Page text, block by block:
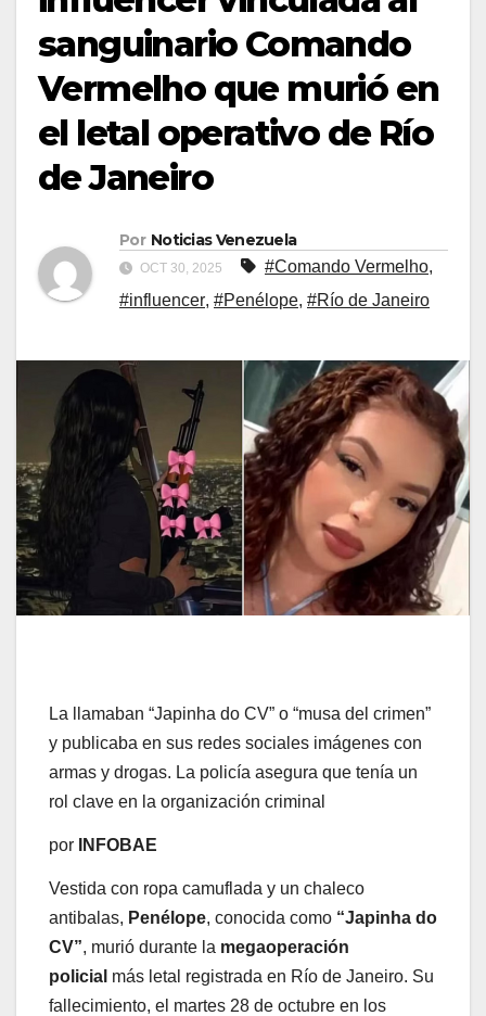
sanguinario Comando
Vermelho que murió en
el letal operativo de Río
de Janeiro
Por Noticias Venezuela
OCT 30, 2025 #Comando Vermelho,
#influencer, #Penélope, #Río de Janeiro
La llamaban “Japinha do CV” o “musa del crimen”
y publicaba en sus redes sociales imágenes con
armas y drogas. La policía asegura que tenía un
rol clave en la organización criminal
por INFOBAE
Vestida con ropa camuflada y un chaleco
antibalas, Penélope, conocida como “Japinha do
CV”, murió durante la megaoperación
policial más letal registrada en Río de Janeiro. Su
fallecimiento, el martes 28 de octubre en los